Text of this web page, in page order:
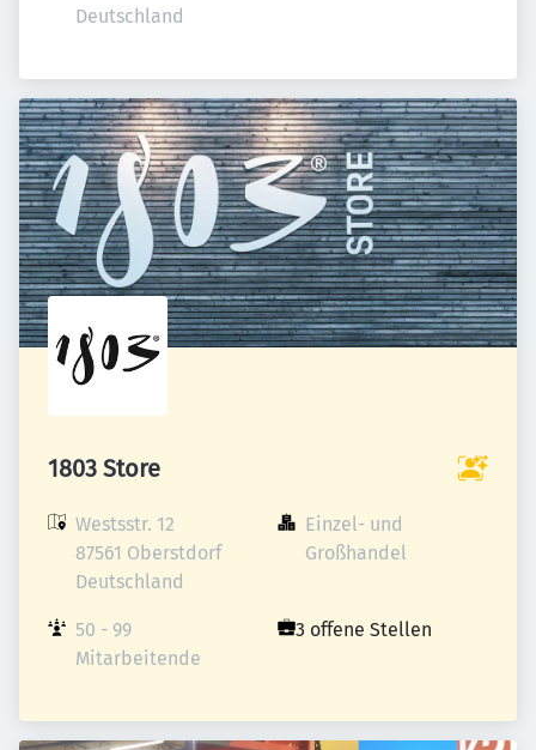
Deutschland
1803 Store
Westsstr. 12
87561 Oberstdorf
Deutschland
Einzel- und
Großhandel
50 - 99
Mitarbeitende
3 offene Stellen